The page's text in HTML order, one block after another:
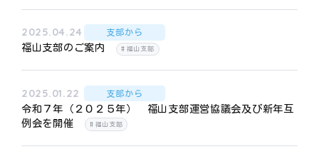
2025.04.24 支部から
福山支部のご案内 福山支部
2025.01.22 支部から
令和７年（２０２５年） 福山支部運営協議会及び新年互
例会を開催
福山支部